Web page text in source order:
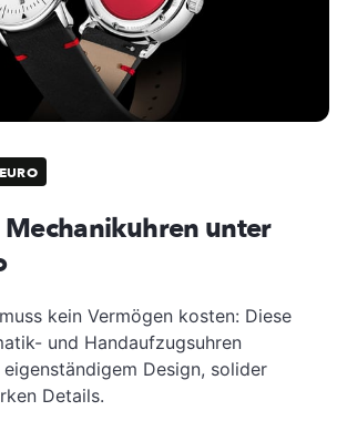
Mechanikuhren unter
kein Vermögen kosten: Diese
und Handaufzugsuhren
Design, solider
Details.